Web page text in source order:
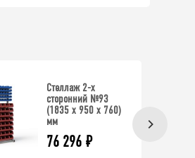
Стеллаж 2-х
сторонний №93
(1835 х 950 х 760)
мм
76 296 ₽